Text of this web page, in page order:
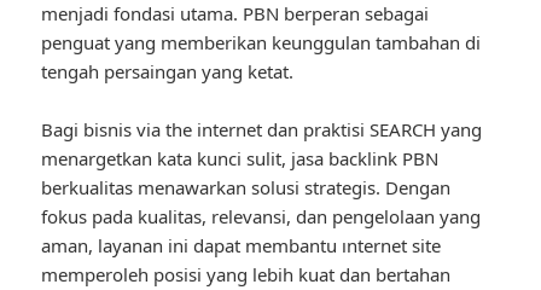
menjadi fondasi utama. PBN berperan sebagai
penguat yang memberikan keunggulan tambahan di
tengah persaingan yang ketat.
Bagi bisnis via the internet dan praktisi SEARCH yang
menargetkan kata kunci sulit, jasa backlink PBN
berkualitas menawarkan solusi strategis. Dengan
fokus pada kualitas, relevansi, dan pengelolaan yang
aman, layanan ini dapat membantu ınternet site
memperoleh posisi yang lebih kuat dan bertahan